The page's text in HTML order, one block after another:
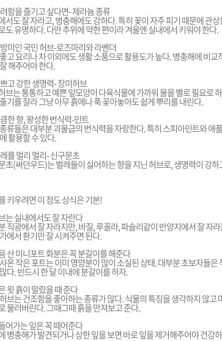
함을 즐기고 싶다면- 제라늄 종류
서도 잘 자라고, 병충해에도 강하다. 특히 꽃이 자주 피기 때문에 관
도 유명하다. 다만 추위에 약한 편이라 겨울엔 실내에서 키워야 한다.
미인 국민 허브-로즈마리와 라벤더
고 요리나 차 이외에도 생활 소품으로 활용도가 높다. 병충해에 비
해주어야 한다.
고 강한 생명력- 장미허브
브는 통통하고 예쁜 잎모양이 다육식물에 가까워 물을 별로 필요로
기를 잘라 그냥 아무 흙에나 푹 꽂아놓아도 쉽게 뿌리를 내린다.
한 향, 왕성한 번식력-민트
류들은 대부분 괴물급의 번식력을 자랑한다. 특히 스피아민트와 애
활용할 수 있다.
를 멀리 멀리- 신구문초
초(써던우드)는 벌레들이 싫어하는 향을 지닌 허브로, 생명력이 강
키우려면 이 정도 상식은 기본!
는 실내에서도 잘 자란다
직광에서 잘 자라지만, 바질, 루꼴라, 파슬리같이 반양지에서 잘 자
에서 환기만 잘 시켜주면 된다.
산 미니포트 화분은 꼭 분갈이를 해준다
온 작은 포트는 이미 영양분이 많이 소실된 상태. 대부분 초보자들
다. 반드시 한 달 이내에 분갈이를 하자.
윗 흙이 말랐을 때 준다
브는 건조함을 좋아하는 종류가 많다. 식물의 특징을 생각하지 않고
물러버린다. 그때그때 흙을 만져보고 준다.
어가는 잎은 꼭 떼어준다
병충해가 발견되거나 상한 잎을 보면 바로 잎을 제거해주어야 건강